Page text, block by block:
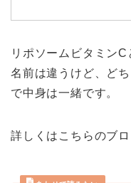
リポソームビタミン
名前は違うけど、ど
で中身は一緒です。
詳しくはこちらのブ